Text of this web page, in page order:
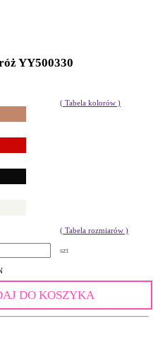
YY500330
( Tabela kolorów )
( Tabela rozmiarów )
szt
DO KOSZYKA